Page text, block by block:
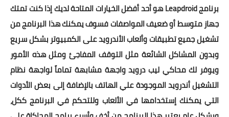
برنامج Leapdroid
هو أحد أفضل الخيارات المتاحة لديك إذا كنت تمتك
جهاز متوسط أو ضعيف المواصفات فسوف يمكنك هذا البرنامج من
تشغيل جميع تطبيقات وألعاب الأندرويد على الكمبيوتر بشكل سريع
وبدون المشاكل الشائعة مثل التوقف المفاجئ ومثل هذه الأمور
ويوفر لك محاكي ليب درويد واجهة مشابهة تماماً لواجهة نظام
التشغيل أندرويد الموجودة علي الهاتف بالإضافة إلى بعض الأدوات
التي يمكنك إستخدامها في الألعاب وللتحكم في البرنامج ككل،